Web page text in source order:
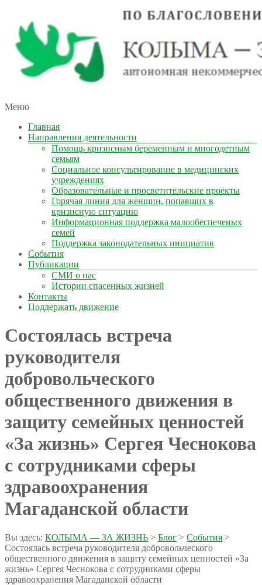
КОЛЫМА — ЗА ЖИЗНЬ
автономная некоммерческая организация
Меню
Главная
Направления деятельности
Помощь кризисным беременным и многодетным
семьям
Социальное консультирование в медицинских
учреждениях
Образовательные и просветительские проекты
Горячая линия для женщин, попавших в
кризисную ситуацию
Информационная поддержка малообеспеченых
семей
Поддержка законодательных инициатив
События
Публикации
СМИ о нас
Истории спасенных жизней
Контакты
Поддержать движение
Состоялась встреча
руководителя
добровольческого
общественного движения в
защиту семейных ценностей
«За жизнь» Сергея Чеснокова
с сотрудниками сферы
здравоохранения
Магаданской области
Вы здесь: КОЛЫМА — ЗА ЖИЗНЬ > Блог > События >
Состоялась встреча руководителя добровольческого
общественного движения в защиту семейных ценностей «За
жизнь» Сергея Чеснокова с сотрудниками сферы
здравоохранения Магаданской области